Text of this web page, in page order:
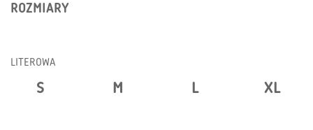
ROZMIARY
LITEROWA
S M L XL